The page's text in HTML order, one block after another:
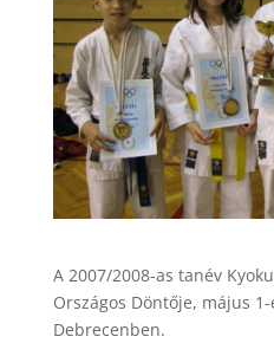
A 2007/2008-as tanév
Országos Döntője, május
Debrecenben.